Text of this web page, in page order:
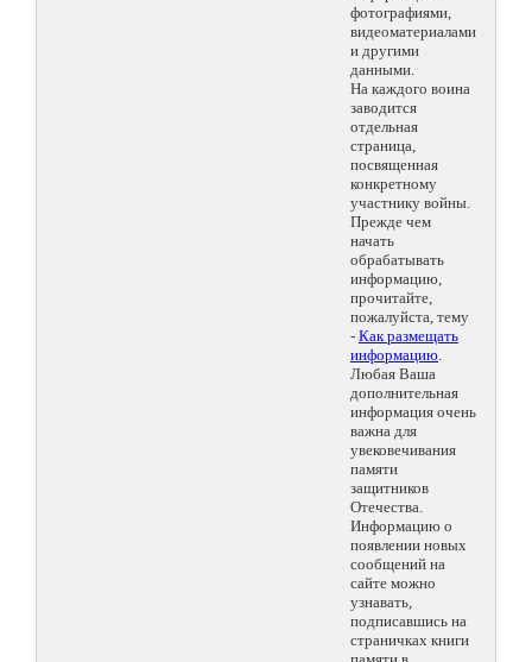
фотографиями,
видеоматериалами
и другими
данными.
На каждого воина
заводится
отдельная
страница,
посвященная
конкретному
участнику войны.
Прежде чем
начать
обрабатывать
информацию,
прочитайте,
пожалуйста, тему
- Как размещать
информацию.
Любая Ваша
дополнительная
информация очень
важна для
увековечивания
памяти
защитников
Отечества.
Информацию о
появлении новых
сообщений на
сайте можно
узнавать,
подписавшись на
страничках книги